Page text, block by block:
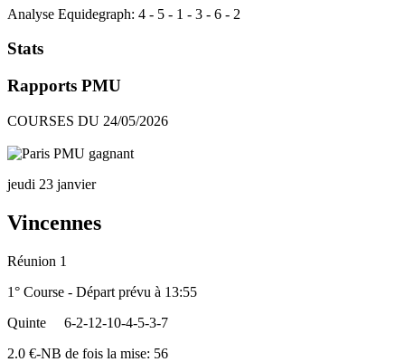
Analyse Equidegraph: 4 - 5 - 1 - 3 - 6 - 2
Stats
Rapports PMU
COURSES DU 24/05/2026
jeudi 23 janvier
Vincennes
Réunion 1
1° Course - Départ prévu à 13:55
Quinte
6-2-12-10-4-5-3-7
2.0 €-NB de fois la mise: 56